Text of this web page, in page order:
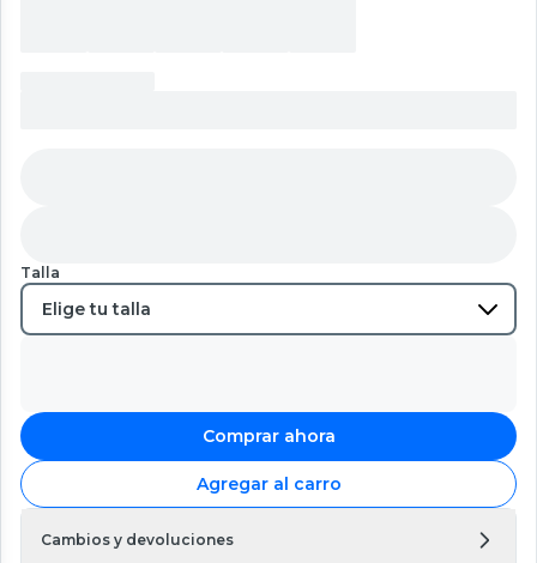
Talla
Comprar ahora
Agregar al carro
Cambios y devoluciones